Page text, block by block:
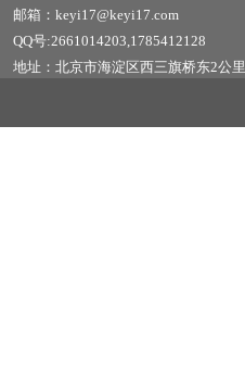
邮箱：keyi17@keyi17.com
QQ号:2661014203,1785412128
地址：北京市海淀区西三旗桥东2公里